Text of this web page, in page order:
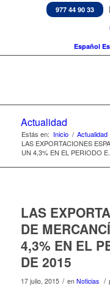
977 44 90 33
Español
Actualidad
Estás en: Inicio / Actualidad
LAS EXPORTACIONES
UN 4,3% EN EL PERIODO
LAS
DE
4,3% EN EL
DE 2015
17 julio, 2015 / en Noticias /